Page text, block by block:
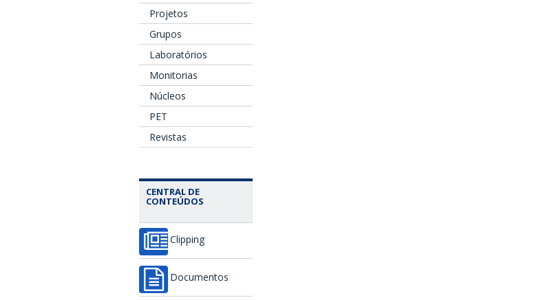
Projetos
Grupos
Laboratórios
Monitorias
Núcleos
PET
Revistas
CENTRAL DE
CONTEÚDOS
Clipping
Documentos